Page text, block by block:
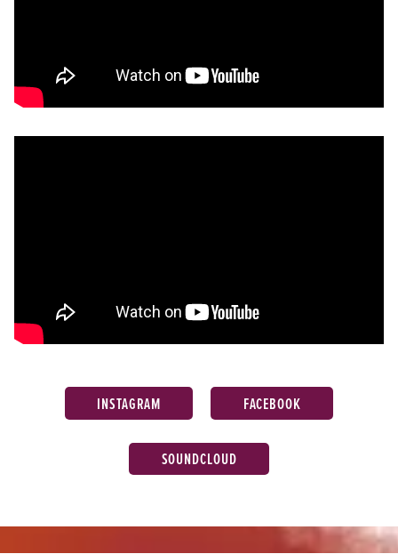
INSTAGRAM FACEBOOK
SOUNDCLOUD